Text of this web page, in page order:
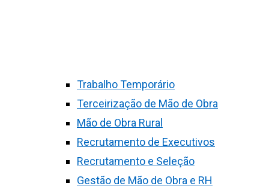
Trabalho Temporário
Terceirização de Mão de Obra
Mão de Obra Rural
Recrutamento de Executivos
Recrutamento e Seleção
Gestão de Mão de Obra e RH